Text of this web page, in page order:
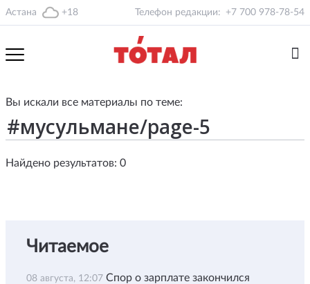
Астана +18 Телефон редакции: +7 700 978-78-54
Вы искали все материалы по теме:
Найдено результатов: 0
Читаемое
08 августа, 12:07 Спор о зарплате закончился